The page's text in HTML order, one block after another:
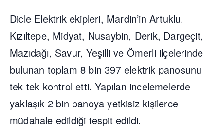
Dicle Elektrik ekipleri, Mardin’in Artuklu,
Kızıltepe, Midyat, Nusaybin, Derik, Dargeçit,
Mazıdağı, Savur, Yeşilli ve Ömerli ilçelerinde
bulunan toplam 8 bin 397 elektrik panosunu
tek tek kontrol etti. Yapılan incelemelerde
yaklaşık 2 bin panoya yetkisiz kişilerce
müdahale edildiği tespit edildi.